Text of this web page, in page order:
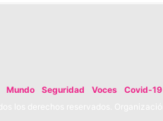
Mundo Seguridad Voces
Covid-19